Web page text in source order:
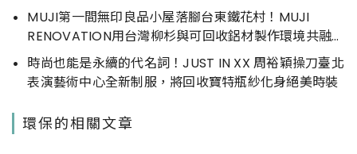
MUJI第一間無印良品小屋落腳台東鐵花村！MUJI
RENOVATION用台灣柳杉與可回收鋁材製作環境共融木
作小屋
時尚也能是永續的代名詞！JUST IN XX 周裕穎操刀臺北
表演藝術中心全新制服，將回收寶特瓶紗化身絕美時裝
環保的相關文章